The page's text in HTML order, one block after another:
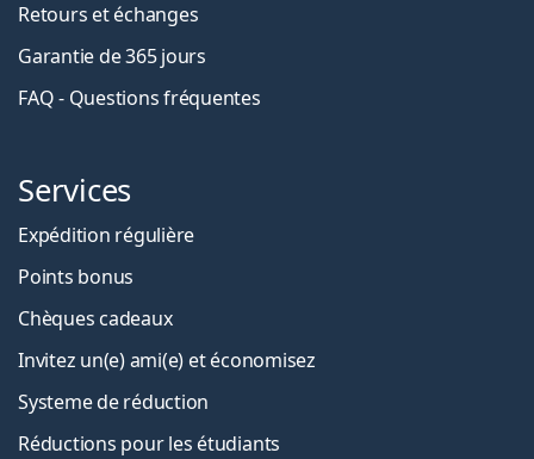
Retours et échanges
Garantie de 365 jours
FAQ - Questions fréquentes
Services
Expédition régulière
Points bonus
Chèques cadeaux
Invitez un(e) ami(e) et économisez
Systeme de réduction
Réductions pour les étudiants